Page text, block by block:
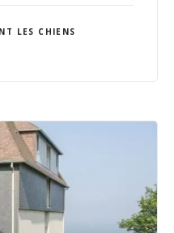
LES CHIENS